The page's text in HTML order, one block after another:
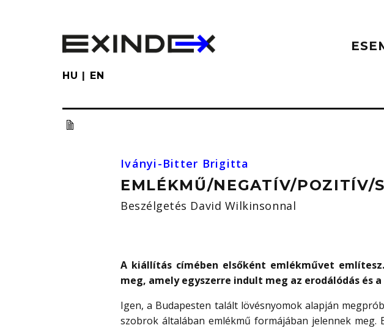
HU EN
Iványi-Bitter Brigitta
EMLÉKMŰ/NEGATÍV/POZITÍV/
Beszélgetés David Wilkinsonnal
A kiállítás címében elsőként emlékművet
meg, amely egyszerre indult meg az erodálódás és
Igen, a Budapesten talált lövésnyomok alapján
szobrok általában emlékmű formájában jelennek